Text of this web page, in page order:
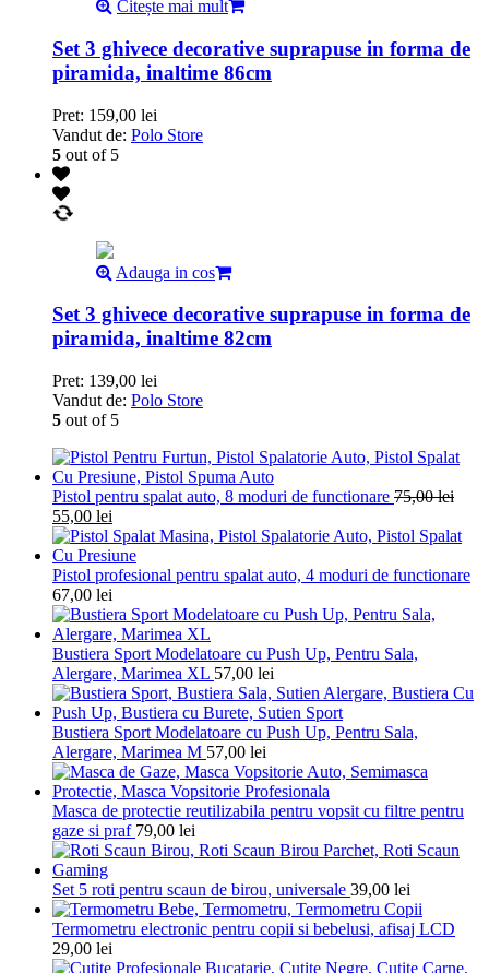
Citește mai mult
Set 3 ghivece decorative suprapuse in forma de
piramida, inaltime 86cm
Pret: 159,00 lei
Vandut de: Polo Store
5 out of 5
Adauga in cos
Set 3 ghivece decorative suprapuse in forma de
piramida, inaltime 82cm
Pret: 139,00 lei
Vandut de: Polo Store
5 out of 5
Pistol pentru spalat auto, 8 moduri de functionare 75,00lei
55,00 lei
Pistol profesional pentru spalat auto, 4 moduri de functionare
67,00 lei
Bustiera Sport Modelatoare cu Push Up, Pentru Sala,
Alergare, Marimea XL 57,00 lei
Bustiera Sport Modelatoare cu Push Up, Pentru Sala,
Alergare, Marimea M 57,00 lei
Masca de protectie reutilizabila pentru vopsit cu filtre pentru
gaze si praf 79,00 lei
Set 5 roti pentru scaun de birou, universale 39,00 lei
Termometru electronic pentru copii si bebelusi, afisaj LCD
29,00 lei